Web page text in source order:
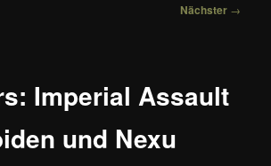
Nächster →
Imperial Assault
und Nexu